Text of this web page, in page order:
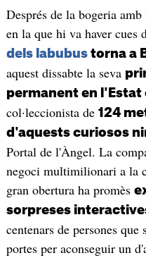
Després de la bogeria
en la que hi va haver cues
dels labubustorna a
aquest dissabte la seva
permanent en l'Estat
col·leccionista de 124
d'aquests curiosos
Portal de l'Àngel. La
negoci multimilionari a la
gran obertura ha promès
sorpreses
centenars de persones que
portes per aconseguir un